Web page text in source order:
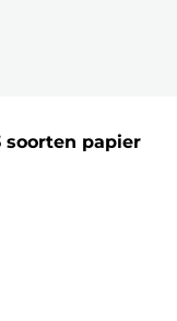
soorten papier